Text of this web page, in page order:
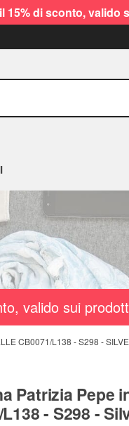
di sconto, valido
valido sui
CB0071/L138 - S298 -
Patrizia Pepe
- S298 -